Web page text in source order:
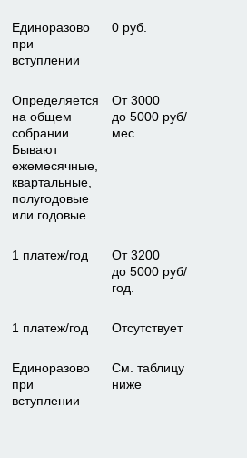
Единоразово
при
вступлении
0 руб.
Определяется
на общем
собрании.
Бывают
ежемесячные,
квартальные,
полугодовые
или годовые.
От 3000
до 5000 руб/
мес.
1 платеж/год
От 3200
до 5000 руб/
год.
1 платеж/год Отсутствует
Единоразово
при
вступлении
См. таблицу
ниже